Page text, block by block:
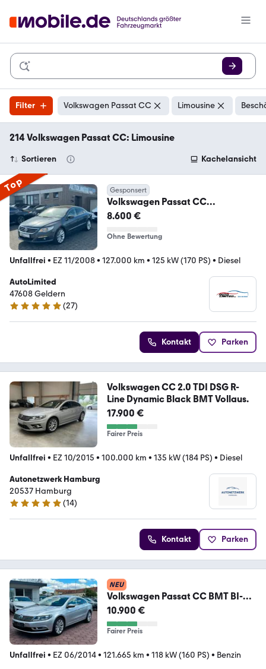
Filter Volkswagen Passat CC Limousine
214 Volkswagen Passat CC: Limousine
Sortieren Kachelansicht
Top Gesponsert
Volkswagen Passat CC
Automatik/Navi/Adaptives
8.600 €
Ohne Bewertung
Unfallfrei • EZ 11/2008• 127.000 km • 125 kW (170 PS) • Diesel
AutoLimited
47608 Geldern
5 Sterne
(27)
Kontakt Parken
Volkswagen CC 2.0 TDI DSG R-
Line Dynamic Black BMT Vollaus.
17.900 €
Fairer Preis
Unfallfrei • EZ 10/2015 • 100.000 km • 135 kW (184 PS) • Diesel
Autonetzwerk Hamburg
20537 Hamburg
4.9 Sterne
(14)
Kontakt Parken
NEU
Volkswagen Passat CC BMT BI-
XENON PTS NAVI 5-Sitzer
10.900 €
Fairer Preis
Unfallfrei • EZ 06/2014• 121.665 km • 118 kW (160 PS) • Benzin